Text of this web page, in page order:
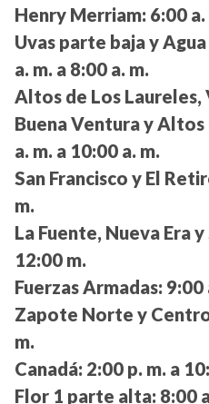
Henry Merriam: 6:00 a.
Uvas parte baja y
a. m. a 8:00 a. m.
Altos de Los Laureles,
Buena Ventura y Altos
a. m. a 10:00 a. m.
San Francisco y El
m.
La Fuente, Nueva Era
12:00 m.
Fuerzas Armadas: 9:00
Zapote Norte y
m.
Canadá: 2:00 p. m. a
Flor 1 parte alta: 8:00